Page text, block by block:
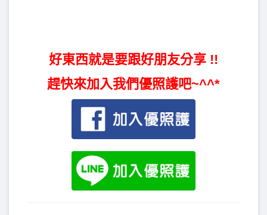
好東西就是要跟好朋友分享 !!
趕快來加入我們優照護吧~^^*